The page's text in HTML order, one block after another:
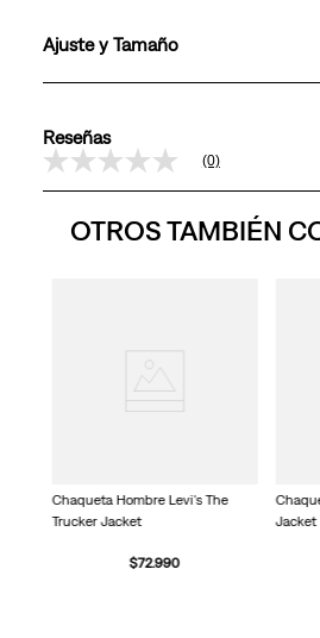
Ajuste y Tamaño
Reseñas
Sin
puntuación
(0)
OTROS TAMBIÉN
Chaqueta Hombre Levi's The
Trucker Jacket
$72.990
Jacket